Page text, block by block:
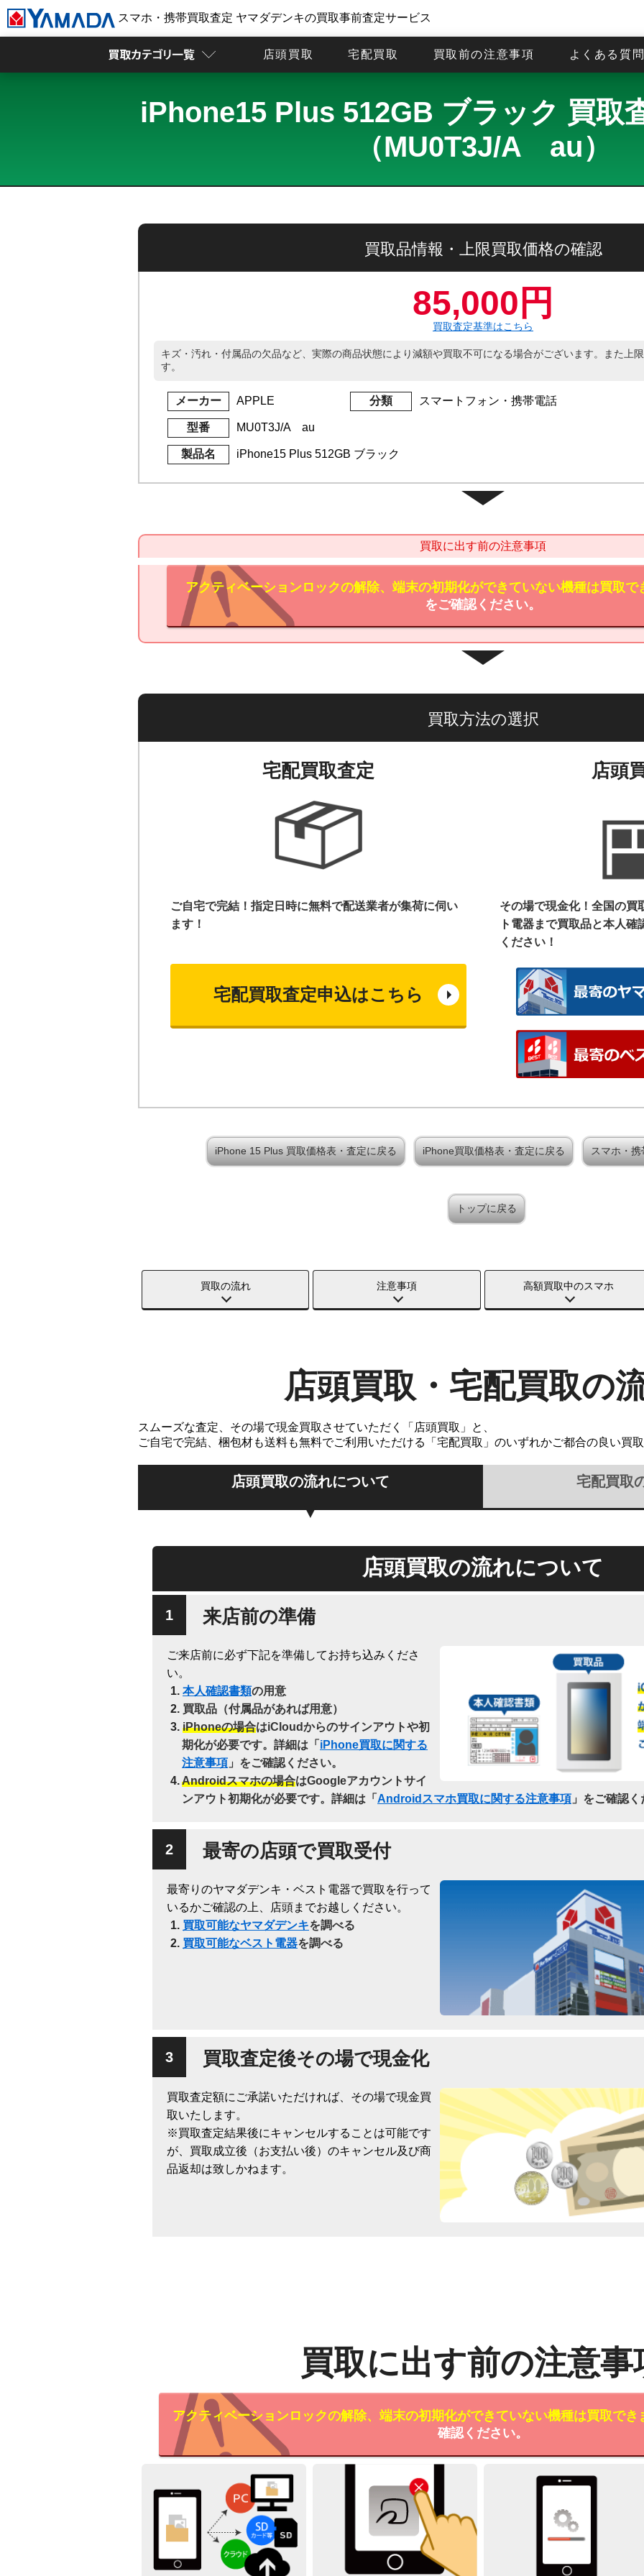
スマホ・携帯買取査定 ヤマダデンキの買取事前査定サービス
店頭買取 宅配買取 買取前の注意事項 よくある質
iPhone15 Plus 512GB ブラック 買取
（MU0T3J/A au）
買取品情報・上限買取価格の確認
85,000円
買取査定基準はこちら
キズ・汚れ・付属品の欠品など、実際の商品状態により減額や買取不可になる場合がございます。また上
す。
メーカー APPLE 分類 スマートフォン・携帯電話
型番 MU0T3J/A au
製品名 iPhone15 Plus 512GB ブラック
買取に出す前の注意事項
アクティベーションロックの解除、端末の初期化ができていない機種は買取で
をご確認ください。
買取方法の選択
宅配買取査定
ご自宅で完結！指定日時に無料で配送業者が集荷に伺い
ます！
宅配買取査定申込はこちら
店頭
その場で現金化！全国の買
ト電器まで買取品と本人確
ください！
iPhone 15 Plus 買取価格表・査定に戻る iPhone買取価格表・査定に戻る スマホ・携
トップに戻る
買取の流れ 注意事項 高額買取中のスマホ
店頭買取・宅配買取の
スムーズな査定、その場で現金買取させていただく「店頭買取」と、
ご自宅で完結、梱包材も送料も無料でご利用いただける「宅配買取」のいずれかご都合の良い買
店頭買取の流れについて 宅配買取
店頭買取の流れについて
来店前の準備
ご来店前に必ず下記を準備してお持ち込みくださ
い。
本人確認書類の用意
買取品（付属品があれば用意）
iPhoneの場合はiCloudからのサインアウトや初
期化が必要です。詳細は「 iPhone買取に関する
注意事項 」をご確認ください。
Androidスマホの場合はGoogleアカウントサイ
ンアウト初期化が必要です。詳細は「 Androidスマホ買取に関する注意事項 」をご確認
最寄の店頭で買取受付
最寄りのヤマダデンキ・ベスト電器で買取を行って
いるかご確認の上、店頭までお越しください。
買取可能なヤマダデンキを調べる
買取可能なベスト電器を調べる
買取査定後その場で現金化
買取査定額にご承諾いただければ、その場で現金買
取いたします。
※買取査定結果後にキャンセルすることは可能です
が、買取成立後（お支払い後）のキャンセル及び商
品返却は致しかねます。
買取に出す前の注意事
アクティベーションロックの解除、端末の初期化ができていない機種は買取でき
確認ください。